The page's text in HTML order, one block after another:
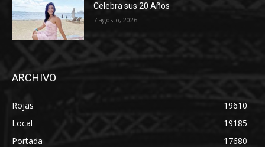
Celebra sus 20 Años
7 agosto, 2026
ARCHIVO
Rojas
19610
Local
19185
Portada
17680